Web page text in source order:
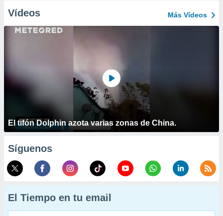
Vídeos Más Vídeos
El tifón Dolphin azota varias zonas de China.
Síguenos
El Tiempo en tu email